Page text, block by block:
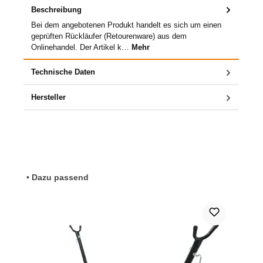
Beschreibung
Bei dem angebotenen Produkt handelt es sich um einen
geprüften Rückläufer (Retourenware) aus dem
Onlinehandel. Der Artikel k… Mehr
Technische Daten
Hersteller
Produktgalerie überspringen
• Dazu passend